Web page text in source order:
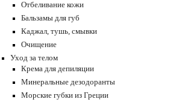
Отбеливание кожи
Бальзамы для губ
Каджал, тушь, смывки
Очищение
Уход за телом
Крема для депиляции
Минеральные дезодоранты
Морские губки из Греции